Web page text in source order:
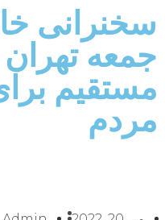
سخنرانی
جمعه
مستقیم
مردم